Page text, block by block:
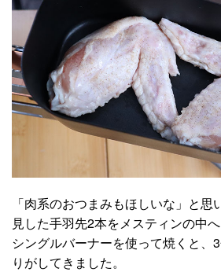
「肉系のおつまみもほしいな」と
見した手羽先2本をメスティンの中
シングルバーナーを使って焼くと、
りがしてきました。